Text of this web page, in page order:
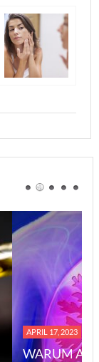
APRIL 17, 2023
WARUM